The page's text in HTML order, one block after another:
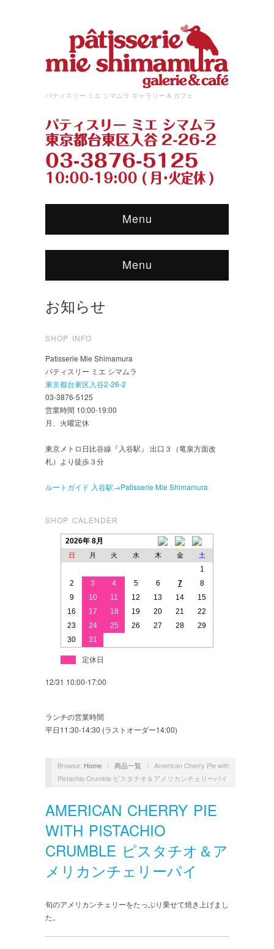
パティスリー ミエ シマムラ ギャラリー & カフェ
Menu
Menu
お知らせ
SHOP INFO
Patisserie Mie Shimamura
パティスリー ミエ シマムラ
東京都台東区入谷2-26-2
03-3876-5125
営業時間 10:00-19:00
月、火曜定休
東京メトロ日比谷線『入谷駅』 出口３（竜泉方面改
札）より徒歩３分
ルートガイド 入谷駅→Patisserie Mie Shimamura
SHOP CALENDER
2026年 8月
日 月 火 水 木 金 土
1
2
3 4 5 6 7
8
9
10 11 12 13 14
15
16
17 18 19 20 21
22
23
24 25 26 27 28
29
30
31
定休日
12/31 10:00-17:00
ランチの営業時間
平日11:30-14:30 (ラストオーダー14:00)
Browse: Home / 商品一覧 / American Cherry Pie with
Pistachio Crumble ピスタチオ＆アメリカンチェリーパイ
AMERICAN CHERRY PIE
WITH PISTACHIO
CRUMBLE ピスタチオ＆ア
メリカンチェリーパイ
旬のアメリカンチェリーをたっぷり乗せて焼き上げまし
た。